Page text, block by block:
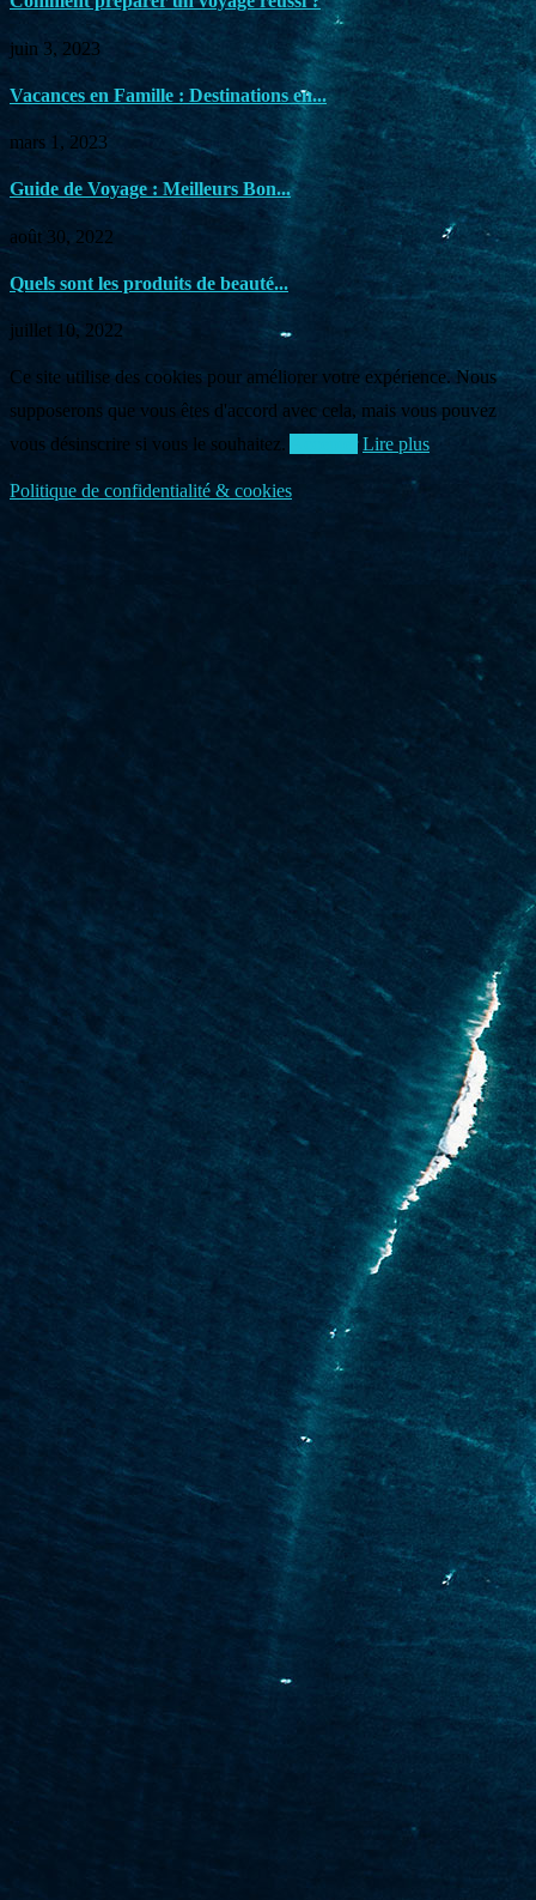
juin 3, 2023
Vacances en Famille : Destinations en...
mars 1, 2023
Guide de Voyage : Meilleurs Bon...
août 30, 2022
Quels sont les produits de beauté...
juillet 10, 2022
Ce site utilise des cookies pour améliorer votre expérience. Nous
supposerons que vous êtes d'accord avec cela, mais vous pouvez
vous désinscrire si vous le souhaitez.
Lire plus
Politique de confidentialité & cookies